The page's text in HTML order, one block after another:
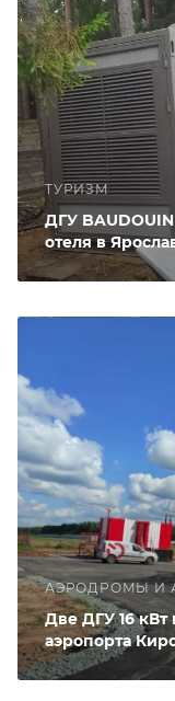
ТУРИЗМ
ДГУ
отеля в
АЭРОДРОМЫ И
Две ДГУ 16
аэропорта